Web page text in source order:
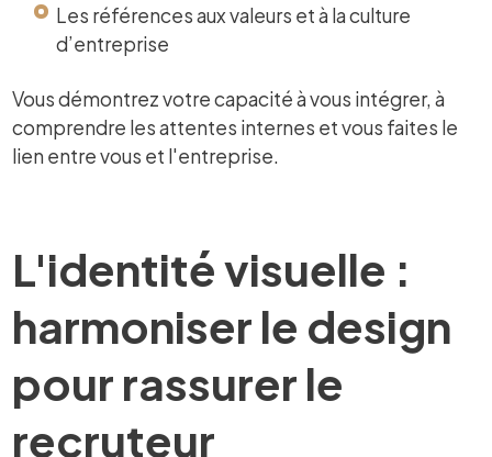
Les références aux valeurs et à la culture
d’entreprise
Vous démontrez votre capacité à vous intégrer, à
comprendre les attentes internes et vous faites le
lien entre vous et l'entreprise.
L'identité visuelle :
harmoniser le design
pour rassurer le
recruteur